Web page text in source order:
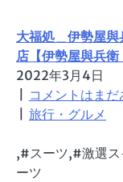
大福処＿伊勢屋
店【伊勢屋與兵衛
2022年3月4日
コメントはま
旅行・グルメ
,#スーツ,#激選
ーツ